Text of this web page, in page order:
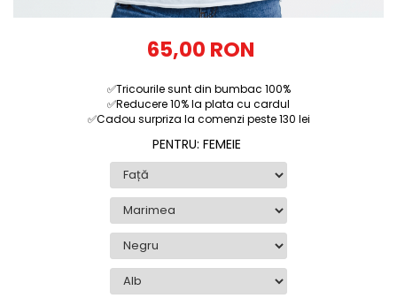
Tricouri Mesaje Virale
Tricouri Zicale Romanesti
65,00 RON
✅Tricourile sunt din bumbac 100%
✅Reducere 10% la plata cu cardul
✅Cadou surpriza la comenzi peste 130 lei
PENTRU: FEMEIE